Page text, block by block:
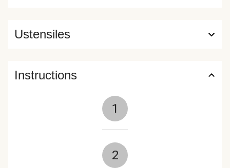
Ustensiles
Instructions
1
2